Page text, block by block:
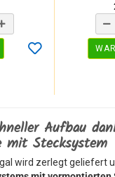
Aufbau
mit Stecksystem
wird zerlegt geliefert